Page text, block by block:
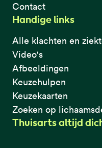
Contact
Handige links
Alle klachten en
Video's
Afbeeldingen
Keuzehulpen
Keuzekaarten
Zoeken op
Thuisarts altijd